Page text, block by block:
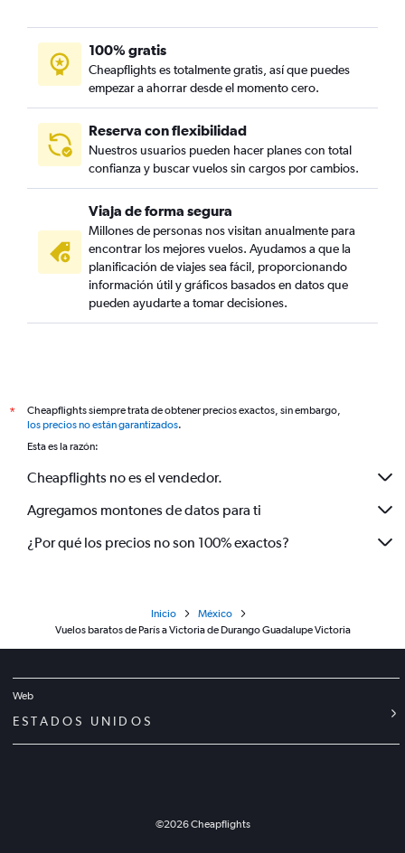
100% gratis
Cheapflights es totalmente gratis, así que puedes
empezar a ahorrar desde el momento cero.
Reserva con flexibilidad
Nuestros usuarios pueden hacer planes con total
confianza y buscar vuelos sin cargos por cambios.
Viaja de forma segura
Millones de personas nos visitan anualmente para
encontrar los mejores vuelos. Ayudamos a que la
planificación de viajes sea fácil, proporcionando
información útil y gráficos basados en datos que
pueden ayudarte a tomar decisiones.
*
Cheapflights siempre trata de obtener precios exactos, sin embargo,
los precios no están garantizados.
Esta es la razón:
Cheapflights no es el vendedor.
Agregamos montones de datos para ti
¿Por qué los precios no son 100% exactos?
Inicio
México
Vuelos baratos de París a Victoria de Durango Guadalupe Victoria
Web
ESTADOS UNIDOS
©2026Cheapflights